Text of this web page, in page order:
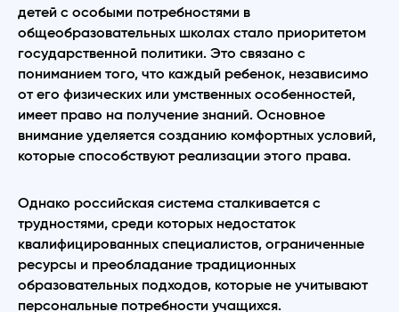
детей с особыми потребностями в
общеобразовательных школах стало приоритетом
государственной политики. Это связано с
пониманием того, что каждый ребенок, независимо
от его физических или умственных особенностей,
имеет право на получение знаний. Основное
внимание уделяется созданию комфортных условий,
которые способствуют реализации этого права.
Однако российская система сталкивается с
трудностями, среди которых недостаток
квалифицированных специалистов, ограниченные
ресурсы и преобладание традиционных
образовательных подходов, которые не учитывают
персональные потребности учащихся.